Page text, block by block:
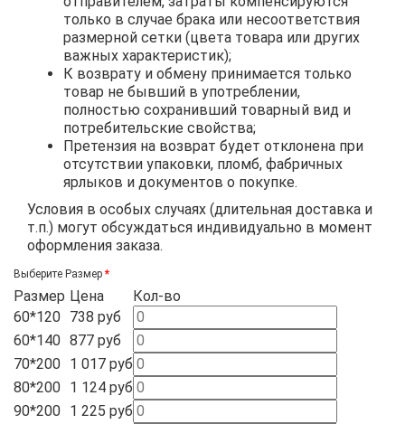
только в случае брака или несоответствия
размерной сетки (цвета товара или других
важных характеристик);
К возврату и обмену принимается только
товар не бывший в употреблении,
полностью сохранивший товарный вид и
потребительские свойства;
Претензия на возврат будет отклонена при
отсутствии упаковки, пломб, фабричных
ярлыков и документов о покупке.
Условия в особых случаях (длительная доставка и
т.п.) могут обсуждаться индивидуально в момент
оформления заказа.
Выберите Размер
Размер Цена
Кол-во
60*120 738 руб
60*140 877 руб
70*200 1 017 руб
80*200 1 124 руб
90*200 1 225 руб